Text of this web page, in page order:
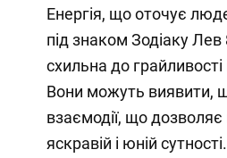
Енергія, що оточує
під знаком Зодіаку Лев
схильна до грайливості
Вони можуть виявити,
взаємодії, що дозволяє
яскравій і юній